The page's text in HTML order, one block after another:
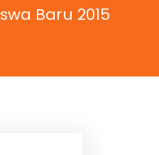
Baru 2015